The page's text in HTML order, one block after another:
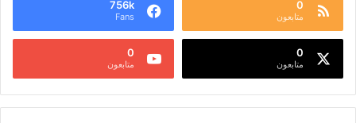
0
متابعون
756k
Fans
0
متابعون
0
متابعون